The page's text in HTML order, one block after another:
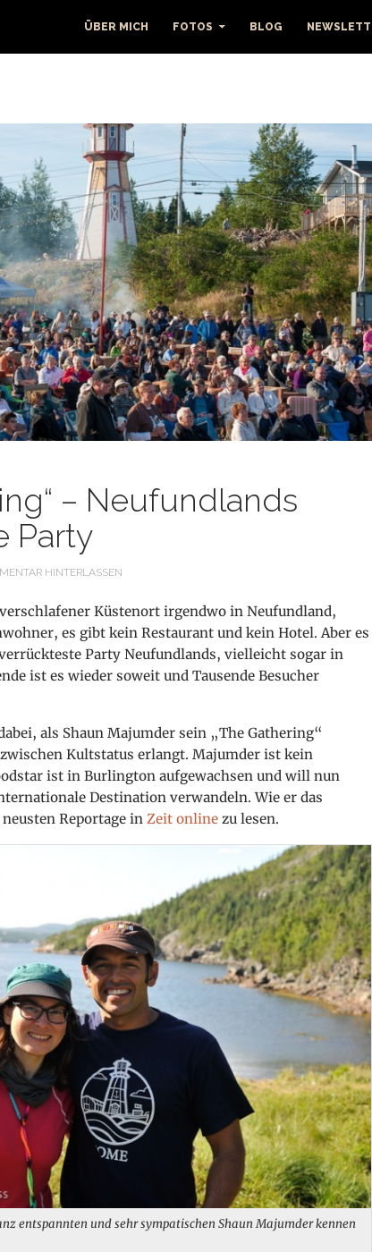
ÜBER MICH FOTOS BLOG
– Neufundlands
Party
HINTERLASSEN
Küstenort irgendwo in Neufundland,
es gibt kein Restaurant und kein Hotel. Aber es
Party Neufundlands, vielleicht sogar in
ist es wieder soweit und Tausende Besucher
als Shaun Majumder sein „The Gathering“
Kultstatus erlangt. Majumder ist kein
ist in Burlington aufgewachsen und will nun
Destination verwandeln. Wie er das
Reportage in Zeit online zu lesen.
entspannten und sehr sympatischen Shaun Majumder kennen